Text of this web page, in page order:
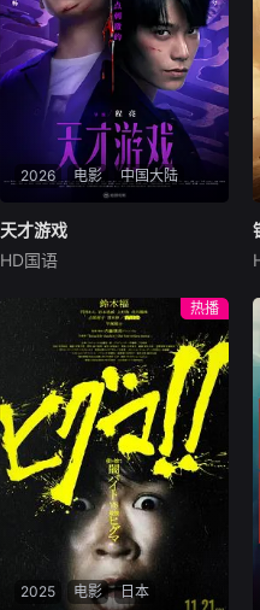
2026 电影 中国大陆
天才游戏
彭昱畅
穷途末路的天才少年刘全龙
（彭昱畅 饰），被偏执富家公
子陈伦（丁禹兮 饰）选中，被
迫踏入一场为他量身打造的
“换命游戏”。豪华别墅、名车
名表、神秘女友全部备齐，在
陈伦的精心打造下，刘全龙瞬
间拥有顶配人生。
天才游戏
HD国语
2025 电影 日本
热播